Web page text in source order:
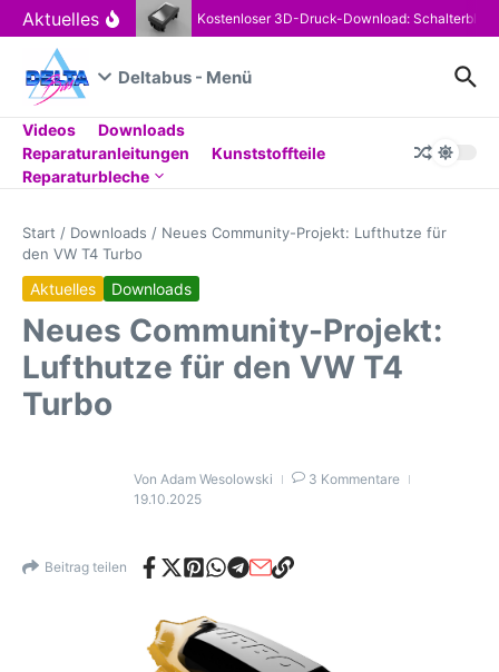
Zum Inhalt springen
Aktuelles Kostenloser 3D-Druck-Download:
Deltabus - Menü
Videos
Downloads
Reparaturanleitungen
Kunststoffteile
Reparaturbleche
Start / Downloads / Neues Community-Projekt: Lufthutze für
den VW T4 Turbo
Aktuelles Downloads
Neues Community-Projekt:
Lufthutze für den VW T4
Turbo
Von Adam Wesolowski
3 Kommentare
19.10.2025
Beitrag teilen